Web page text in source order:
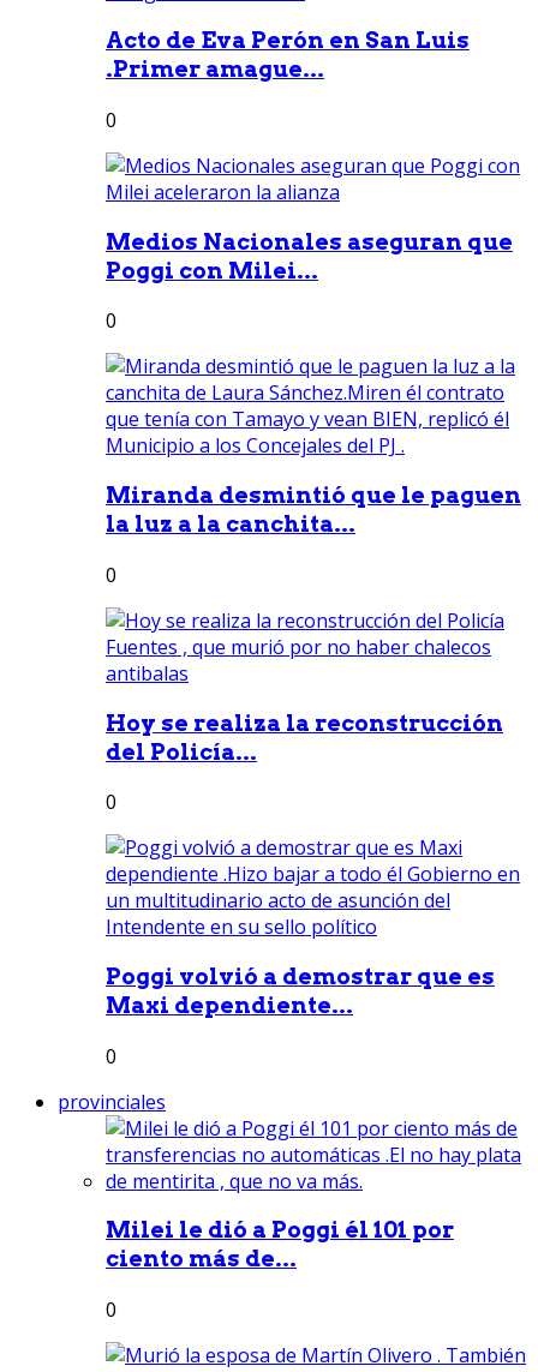
Acto de Eva Perón en San Luis
.Primer amague...
0
Medios Nacionales aseguran que
Poggi con Milei...
0
Miranda desmintió que le paguen
la luz a la canchita...
0
Hoy se realiza la reconstrucción
del Policía...
0
Poggi volvió a demostrar que es
Maxi dependiente...
0
provinciales
Milei le dió a Poggi él 101 por
ciento más de...
0